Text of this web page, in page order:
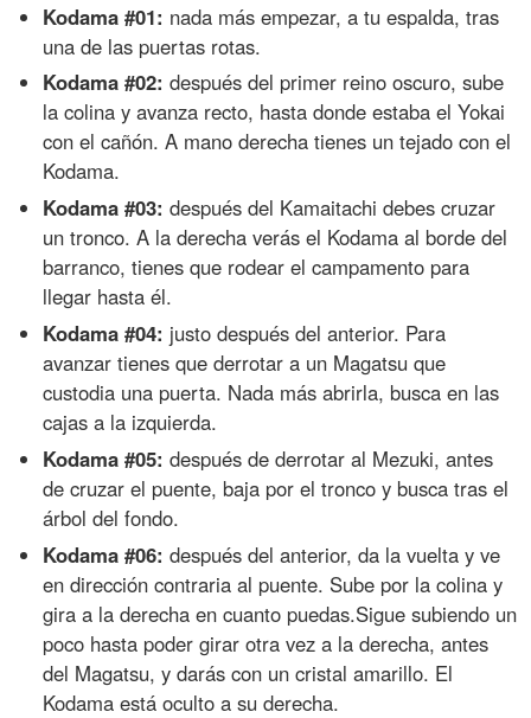
Kodama #01: nada más empezar, a tu espalda, tras
una de las puertas rotas.
Kodama #02: después del primer reino oscuro, sube
la colina y avanza recto, hasta donde estaba el Yokai
con el cañón. A mano derecha tienes un tejado con el
Kodama.
Kodama #03: después del Kamaitachi debes cruzar
un tronco. A la derecha verás el Kodama al borde del
barranco, tienes que rodear el campamento para
llegar hasta él.
Kodama #04: justo después del anterior. Para
avanzar tienes que derrotar a un Magatsu que
custodia una puerta. Nada más abrirla, busca en las
cajas a la izquierda.
Kodama #05: después de derrotar al Mezuki, antes
de cruzar el puente, baja por el tronco y busca tras el
árbol del fondo.
Kodama #06: después del anterior, da la vuelta y ve
en dirección contraria al puente. Sube por la colina y
gira a la derecha en cuanto puedas.Sigue subiendo un
poco hasta poder girar otra vez a la derecha, antes
del Magatsu, y darás con un cristal amarillo. El
Kodama está oculto a su derecha.